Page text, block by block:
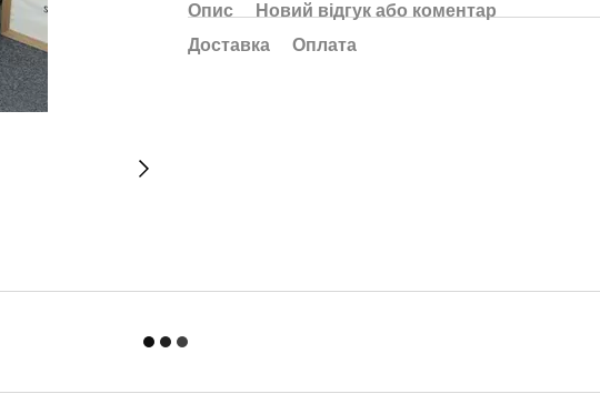
Опис
Новий відгук або коментар
Доставка
Оплата